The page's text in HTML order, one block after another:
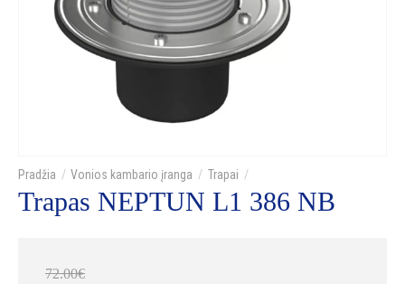
Vonios kambario įranga Trapai
Trapas NEPTUN L1 386 NB
72.00€